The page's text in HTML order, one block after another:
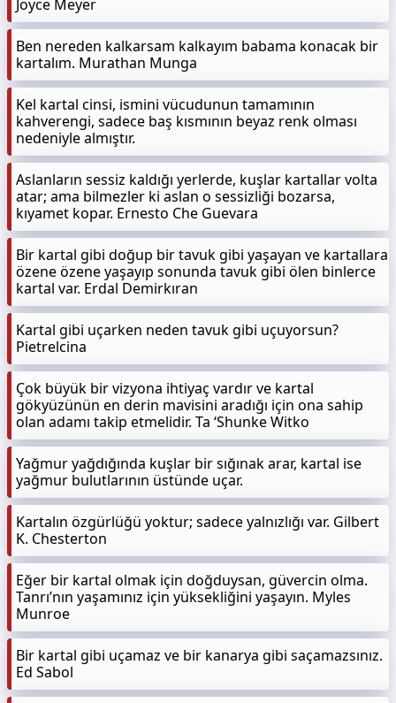
Joyce Meyer
Ben nereden kalkarsam kalkayım babama konacak bir
kartalım. Murathan Munga
Kel kartal cinsi, ismini vücudunun tamamının
kahverengi, sadece baş kısmının beyaz renk olması
nedeniyle almıştır.
Aslanların sessiz kaldığı yerlerde, kuşlar kartallar volta
atar; ama bilmezler ki aslan o sessizliği bozarsa,
kıyamet kopar. Ernesto Che Guevara
Bir kartal gibi doğup bir tavuk gibi yaşayan ve kartallara
özene özene yaşayıp sonunda tavuk gibi ölen binlerce
kartal var. Erdal Demirkıran
Kartal gibi uçarken neden tavuk gibi uçuyorsun?
Pietrelcina
Çok büyük bir vizyona ihtiyaç vardır ve kartal
gökyüzünün en derin mavisini aradığı için ona sahip
olan adamı takip etmelidir. Ta ‘Shunke Witko
Yağmur yağdığında kuşlar bir sığınak arar, kartal ise
yağmur bulutlarının üstünde uçar.
Kartalın özgürlüğü yoktur; sadece yalnızlığı var. Gilbert
K. Chesterton
Eğer bir kartal olmak için doğduysan, güvercin olma.
Tanrı’nın yaşamınız için yüksekliğini yaşayın. Myles
Munroe
Bir kartal gibi uçamaz ve bir kanarya gibi saçamazsınız.
Ed Sabol